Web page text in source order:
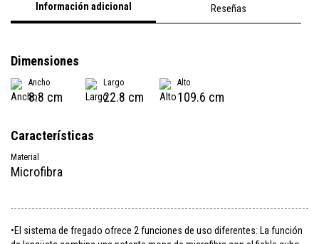
Información adicional Reseñas
Dimensiones
Ancho
8.8 cm
Largo
22.8 cm
Alto
109.6 cm
Características
Material
Microfibra
•El sistema de fregado ofrece 2 funciones de uso diferentes: La función